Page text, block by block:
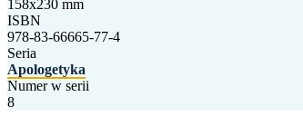
158x230 mm
ISBN
978-83-66665-77-4
Seria
Apologetyka
Numer w serii
8